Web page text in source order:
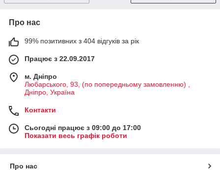
Про нас
99% позитивних з 404 відгуків за рік
Працює з 22.09.2017
м. Дніпро
Любарського, 93, (по попередньому замовленню) ,
Дніпро, Україна
Контакти
Сьогодні працює з 09:00 до 17:00
Показати весь графік роботи
Про нас